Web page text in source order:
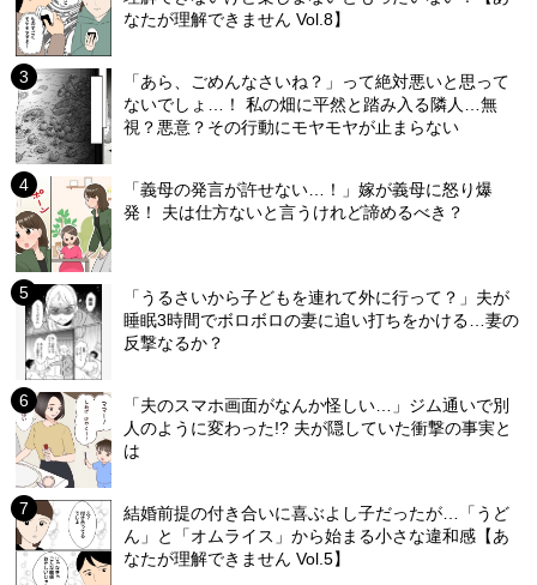
なたが理解できません Vol.8】
「あら、ごめんなさいね？」って絶対悪いと思って
ないでしょ…！ 私の畑に平然と踏み入る隣人…無
視？悪意？その行動にモヤモヤが止まらない
「義母の発言が許せない…！」嫁が義母に怒り爆
発！ 夫は仕方ないと言うけれど諦めるべき？
「うるさいから子どもを連れて外に行って？」夫が
睡眠3時間でボロボロの妻に追い打ちをかける…妻の
反撃なるか？
「夫のスマホ画面がなんか怪しい…」ジム通いで別
人のように変わった!? 夫が隠していた衝撃の事実と
は
結婚前提の付き合いに喜ぶよし子だったが…「うど
ん」と「オムライス」から始まる小さな違和感【あ
なたが理解できません Vol.5】